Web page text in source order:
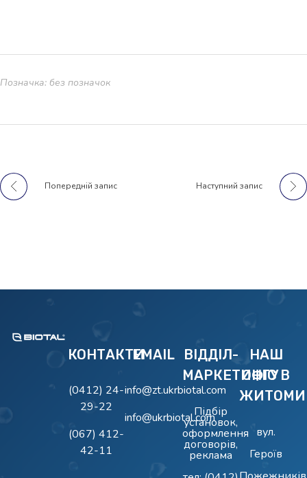
Позначка: без позначок
Попередній запис Наступний запис
КОНТАКТИ
(0412) 24-
29-22
(067) 412-
42-11
EMAIL
info@zt.ukrbiotal.com
info@ukrbiotal.com
ВІДДІЛ-
МАРКЕТИНГУ
Підбір
установок,
оформлення
договорів,
реклама
НАШ
ОФІС В
вул.
Героїв